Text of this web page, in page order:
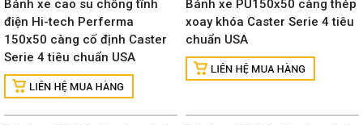
Bánh xe cao su chống tĩnh
điện Hi-tech Perferma
150x50 càng cố định Caster
Serie 4 tiêu chuẩn USA
Bánh xe PU150x50 càng thép
xoay khóa Caster Serie 4 tiêu
chuẩn USA